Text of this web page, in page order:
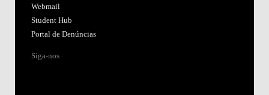
Webmail
Student Hub
Portal de Denúncias
Siga-nos